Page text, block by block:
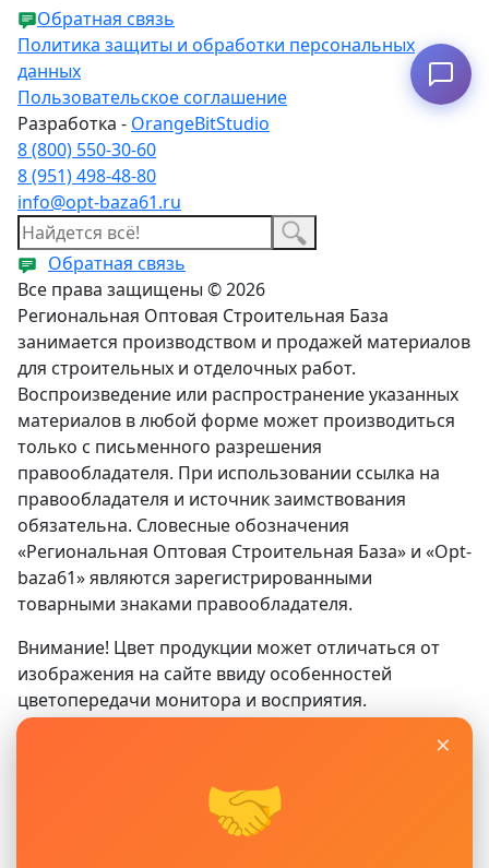
×
🤝
Обратная связь
Политика защиты и обработки персональных
данных
Пользовательское соглашение
Разработка - OrangeBitStudio
8 (800) 550-30-60
8 (951) 498-48-80
info@opt-baza61.ru
Обратная связь
Все права защищены © 2026
Региональная Оптовая Строительная База
занимается производством и продажей материалов
для строительных и отделочных работ.
Воспроизведение или распространение указанных
материалов в любой форме может производиться
только с письменного разрешения
правообладателя. При использовании ссылка на
правообладателя и источник заимствования
обязательна. Словесные обозначения
«Региональная Оптовая Строительная База» и «Opt-
baza61» являются зарегистрированными
товарными знаками правообладателя.
Внимание! Цвет продукции может отличаться от
изображения на сайте ввиду особенностей
цветопередачи монитора и восприятия.
не является публичной офертой, определяемой
положениями ГК РФ. Для получения подробной